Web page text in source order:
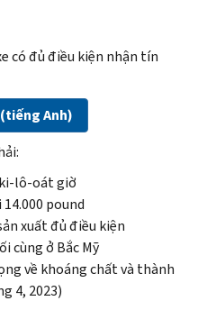
có đủ điều kiện nhận tín
(tiếng Anh)
lô-oát giờ
pound
xuất đủ điều kiện
cùng ở Bắc Mỹ
về khoáng chất và thành
4, 2023)